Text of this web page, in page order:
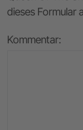
dieses Formular
Kommentar: